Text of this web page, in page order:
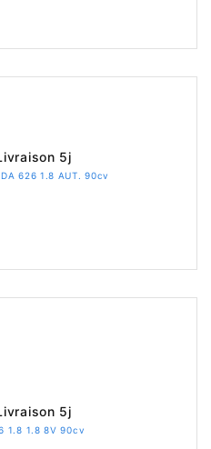
5j
626 1.8 AUT. 90cv
5j
1.8 1.8 8V 90cv